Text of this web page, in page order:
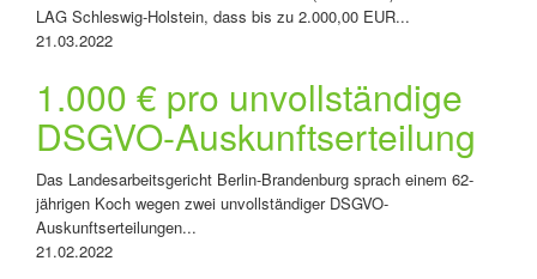
LAG Schleswig-Holstein, dass bis zu 2.000,00 EUR...
21.03.2022
1.000 € pro unvollständige
DSGVO-Auskunftserteilung
Das Landesarbeitsgericht Berlin-Brandenburg sprach einem 62-
jährigen Koch wegen zwei unvollständiger DSGVO-
Auskunftserteilungen...
21.02.2022